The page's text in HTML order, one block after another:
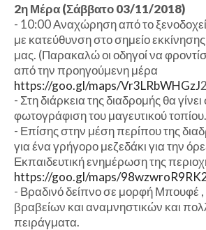
2η Μέρα (Σάββατο 03/11/2018)
- 10:00 Αναχώρηση από το
με κατεύθυνση στο σημείο
μας. (Παρακαλώ οι οδηγοί να
από την προηγούμενη μέρα
https://goo.gl/maps/Vr3LRbWHGzJ
- Στη διάρκεια της διαδρομής θα
φωτογράφιση του μαγευτικού τοπίου.
- Επίσης στην μέση περίπου της
για ένα γρήγορο μεζεδάκι για την
Εκπαιδευτική ενημέρωση της
https://goo.gl/maps/
- Βραδινό δείπνο σε μορφή Μπουφέ
βραβείων και αναμνηστικών και
πειράγματα.